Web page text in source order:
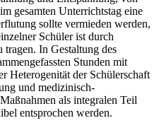
gesamten Unterrichtstag eine
sollte vermieden werden,
Schüler ist durch
tragen. In Gestaltung des
Stunden mit
Heterogenität der Schülerschaft
und medizinisch-
als integralen Teil
entsprochen werden.